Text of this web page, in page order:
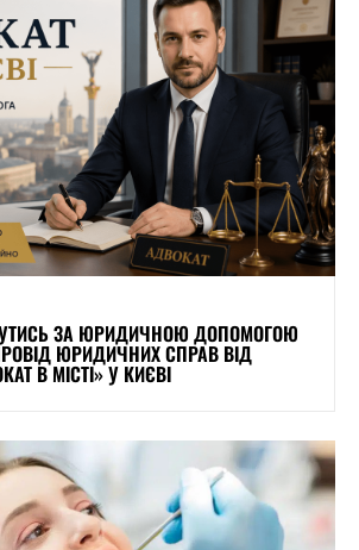
ЗА ЮРИДИЧНОЮ ДОПОМОГОЮ
ЮРИДИЧНИХ СПРАВ ВІД
В МІСТІ» У КИЄВІ